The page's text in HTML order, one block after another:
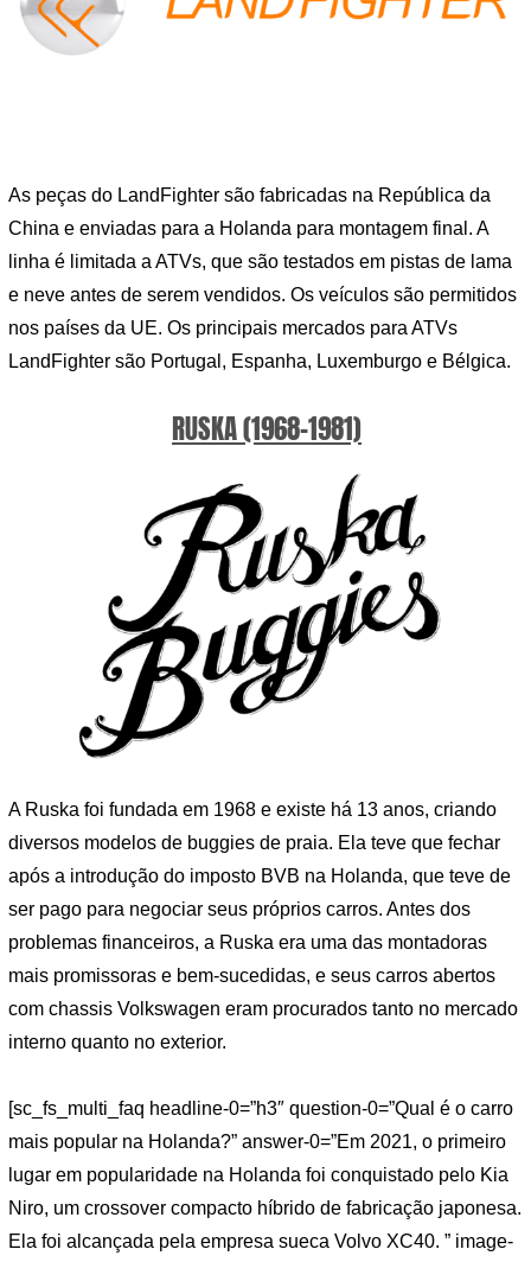
As peças do LandFighter são fabricadas na República da
China e enviadas para a Holanda para montagem final. A
linha é limitada a ATVs, que são testados em pistas de lama
e neve antes de serem vendidos. Os veículos são permitidos
nos países da UE. Os principais mercados para ATVs
LandFighter são Portugal, Espanha, Luxemburgo e Bélgica.
RUSKA (1968-1981)
A Ruska foi fundada em 1968 e existe há 13 anos, criando
diversos modelos de buggies de praia. Ela teve que fechar
após a introdução do imposto BVB na Holanda, que teve de
ser pago para negociar seus próprios carros. Antes dos
problemas financeiros, a Ruska era uma das montadoras
mais promissoras e bem-sucedidas, e seus carros abertos
com chassis Volkswagen eram procurados tanto no mercado
interno quanto no exterior.
[sc_fs_multi_faq headline-0=”h3″ question-0=”Qual é o carro
mais popular na Holanda?” answer-0=”Em 2021, o primeiro
lugar em popularidade na Holanda foi conquistado pelo Kia
Niro, um crossover compacto híbrido de fabricação japonesa.
Ela foi alcançada pela empresa sueca Volvo XC40. ” image-